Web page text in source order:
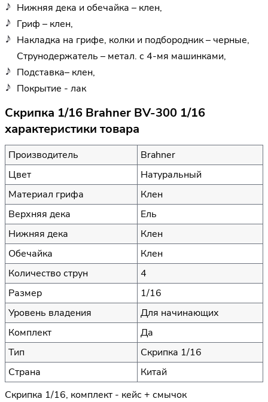
Нижняя дека и обечайка – клен,
Гриф – клен,
Накладка на грифе, колки и подбородник – черные,
Струнодержатель – метал. с 4-мя машинками,
Подставка– клен,
Покрытие - лак
Скрипка 1/16 Brahner BV-300 1/16
характеристики товара
Производитель
Brahner
Цвет
Натуральный
Материал грифа
Клен
Верхняя дека
Ель
Нижняя дека
Клен
Обечайка
Клен
Количество струн
4
Размер
1/16
Уровень владения
Для начинающих
Комплект
Да
Тип
Скрипка 1/16
Страна
Китай
Скрипка 1/16, комплект - кейс + смычок